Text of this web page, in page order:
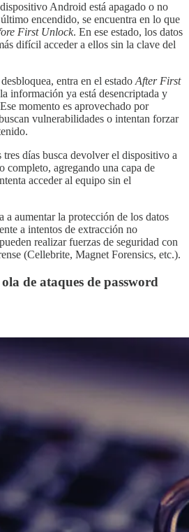
Android está apagado o no
encendido, se encuentra en lo que
First Unlock. En ese estado, los datos
difícil acceder a ellos sin la clave del
entra en el estadoAfter First
información ya está desencriptada y
momento es aprovechado por
vulnerabilidades o intentan forzar
días busca devolver el dispositivo a
completo, agregando una capa de
acceder al equipo sin el
a aumentar la protección de los datos
a intentos de extracción no
realizar fuerzas de seguridad con
(Cellebrite, Magnet Forensics, etc.).
de ataques de password